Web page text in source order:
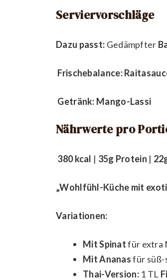
Serviervorschläge
Dazu passt: Gedämpfter
Frischebalance:
Getränk: Mango-Lassi
Nährwerte pro
380 kcal | 35g Protein |
„Wohlfühl-Küche mit
Variationen:
Mit Spinatfür extra
Mit Ananasfür süß-
Thai-Version:1 TL